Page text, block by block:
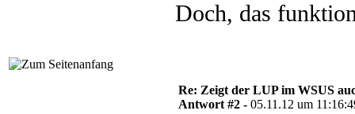
Doch, das
Re: Zeigt der LUP im WSUS
Antwort #2 - 05.11.12 um